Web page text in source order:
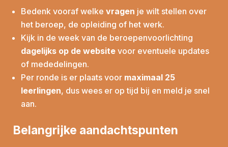
Bedenk vooraf welke vragen je wilt stellen over
het beroep, de opleiding of het werk.
Kijk in de week van de beroepenvoorlichting
dagelijks op de website voor eventuele updates
of mededelingen.
Per ronde is er plaats voor maximaal 25
leerlingen, dus wees er op tijd bij en meld je snel
aan.
Belangrijke aandachtspunten